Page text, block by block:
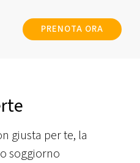
PRENOTA ORA
giusta per te, la
soggiorno